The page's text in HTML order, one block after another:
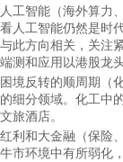
人工智能（海外算力
看人工智能仍然是时
与此方向相关，关注
端测和应用以港股龙头
困境反转的顺周期（
的细分领域。化工中
文旅酒店。
红利和大金融（保险
牛市环境中有所弱化